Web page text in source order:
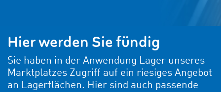
Hier werden Sie fündig
Sie haben in der Anwendung Lager unseres
Marktplatzes Zugriff auf ein riesiges Angebot
an Lagerflächen. Hier sind auch passende